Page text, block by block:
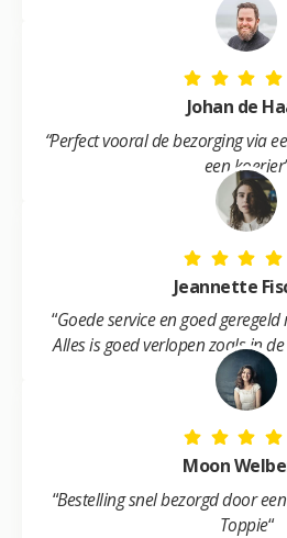
Johan de
“Perfect vooral de bezorging via
een
Jeannette
“Goede service en goed
Alles is goed verlopen zoals in
Moon
“Bestelling snel bezorgd door
Toppie“